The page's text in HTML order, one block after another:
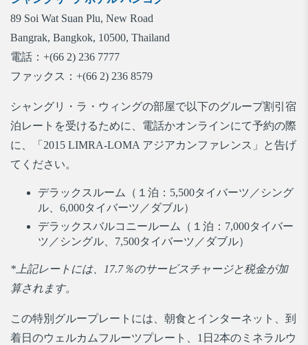
89 Soi Wat Suan Plu, New Road
Bangrak, Bangkok, 10500, Thailand
電話：+(66 2) 236 7777
ファックス：+(66 2) 236 8579
シャングリ・ラ・ウィングの部屋で以下のグループ割引宿
泊レートを受けるために、電話かオンラインにて予約の際
に、「2015 LIMRA-LOMA アジアカンファレンス」と告げ
てください。
デラックスルーム（１泊：5,500タイバーツ／シング
ル、6,000タイバーツ／ダブル）
デラックスバルコニールーム（１泊：7,000タイバー
ツ／シングル、7,500タイバーツ／ダブル）
*上記レートには、17.7％のサービスチャージと税金が加
算されます。
この特別グループレートには、朝食とインターネット、到
着日のウェルカムフルーツプレート、1日2本のミネラルウ